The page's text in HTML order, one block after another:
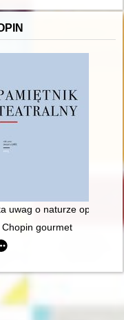
humoru Fryderyka
uwag o naturze opery,
Chopina oraz
Chopin gourmet